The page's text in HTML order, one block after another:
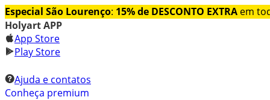
Especial São Lourenço: 15% de DESCONTO EXTRA em
Holyart APP
App Store
Play Store
Ajuda e contatos
Conheça premium